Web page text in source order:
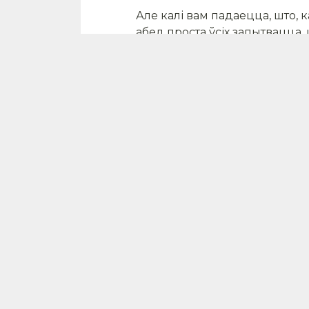
Але калі вам падаецца, што,
абед проста ўсіх